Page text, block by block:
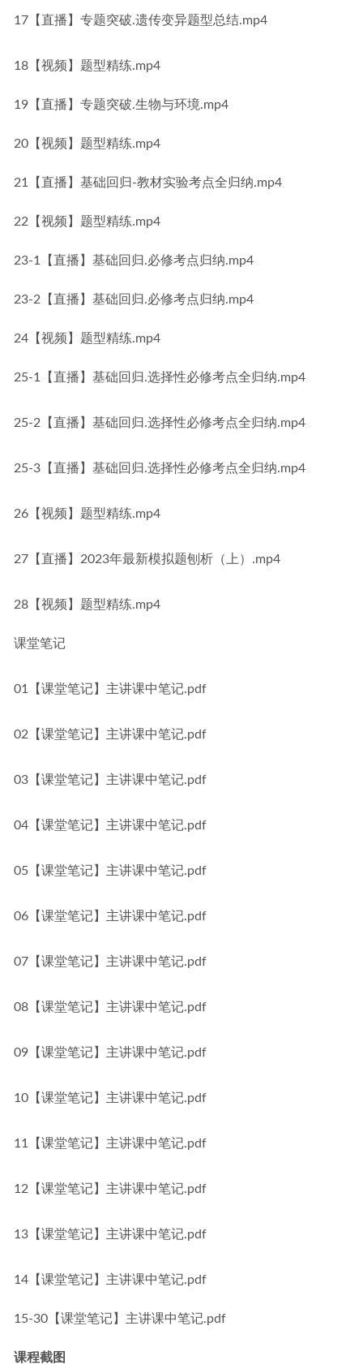
17【直播】专题突破.遗传变异题型总结.mp4
18【视频】题型精练.mp4
19【直播】专题突破.生物与环境.mp4
20【视频】题型精练.mp4
21【直播】基础回归-教材实验考点全归纳.mp4
22【视频】题型精练.mp4
23-1【直播】基础回归.必修考点归纳.mp4
23-2【直播】基础回归.必修考点归纳.mp4
24【视频】题型精练.mp4
25-1【直播】基础回归.选择性必修考点全归纳.mp4
25-2【直播】基础回归.选择性必修考点全归纳.mp4
25-3【直播】基础回归.选择性必修考点全归纳.mp4
26【视频】题型精练.mp4
27【直播】2023年最新模拟题刨析（上）.mp4
28【视频】题型精练.mp4
课堂笔记
01【课堂笔记】主讲课中笔记.pdf
02【课堂笔记】主讲课中笔记.pdf
03【课堂笔记】主讲课中笔记.pdf
04【课堂笔记】主讲课中笔记.pdf
05【课堂笔记】主讲课中笔记.pdf
06【课堂笔记】主讲课中笔记.pdf
07【课堂笔记】主讲课中笔记.pdf
08【课堂笔记】主讲课中笔记.pdf
09【课堂笔记】主讲课中笔记.pdf
10【课堂笔记】主讲课中笔记.pdf
11【课堂笔记】主讲课中笔记.pdf
12【课堂笔记】主讲课中笔记.pdf
13【课堂笔记】主讲课中笔记.pdf
14【课堂笔记】主讲课中笔记.pdf
15-30【课堂笔记】主讲课中笔记.pdf
课程截图